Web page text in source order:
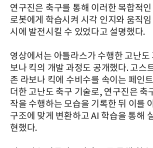
연구진은 축구를 통해 이러한 복합적
로봇에게 학습시켜 시각 인지와 움직
시에 발전시킬 수 있었다고 설명했다.
영상에서는 아틀라스가 수행한 고난도
보나 킥의 개발 과정도 공개했다. 고스
존 라보나 킥에 수비수를 속이는 페인
더한 고난도 축구 기술로, 연구진은 축
작을 수행하는 모습을 기록한 뒤 이를
구조에 맞게 변환하고 AI 학습을 통해
현했다.